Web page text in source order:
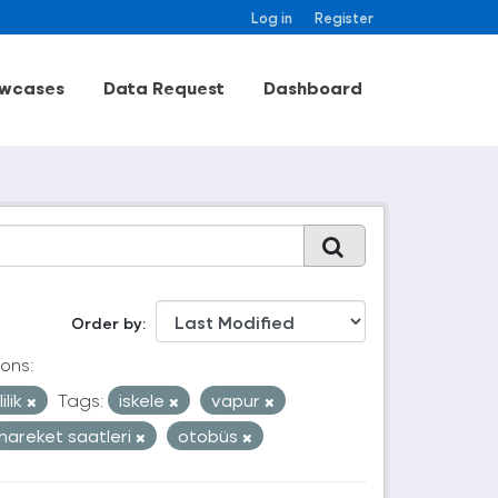
Log in Register
Data Request Dashboard
Order by
Tags: iskele
vapur
saatleri otobüs